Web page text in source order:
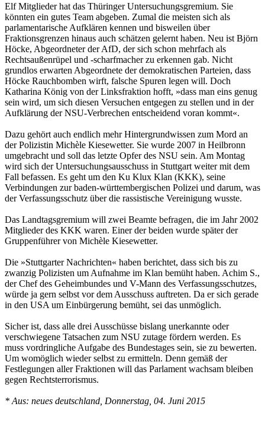
Elf Mitglieder hat das Thüringer Untersuchungsgremium. Sie
könnten ein gutes Team abgeben. Zumal die meisten sich als
parlamentarische Aufklären kennen und bisweilen über
Fraktionsgrenzen hinaus auch schätzen gelernt haben. Neu ist Björn
Höcke, Abgeordneter der AfD, der sich schon mehrfach als
Rechtsaußenrüpel und -scharfmacher zu erkennen gab. Nicht
grundlos erwarten Abgeordnete der demokratischen Parteien, dass
Höcke Rauchbomben wirft, falsche Spuren legen will. Doch
Katharina König von der Linksfraktion hofft, »dass man eins genug
sein wird, um sich diesen Versuchen entgegen zu stellen und in der
Aufklärung der NSU-Verbrechen entscheidend voran kommt«.
Dazu gehört auch endlich mehr Hintergrundwissen zum Mord an
der Polizistin Michèle Kiesewetter. Sie wurde 2007 in Heilbronn
umgebracht und soll das letzte Opfer des NSU sein. Am Montag
wird sich der Untersuchungsausschuss in Stuttgart weiter mit dem
Fall befassen. Es geht um den Ku Klux Klan (KKK), seine
Verbindungen zur baden-württembergischen Polizei und darum, was
der Verfassungsschutz über die rassistische Vereinigung wusste.
Das Landtagsgremium will zwei Beamte befragen, die im Jahr 2002
Mitglieder des KKK waren. Einer der beiden wurde später der
Gruppenführer von Michèle Kiesewetter.
Die »Stuttgarter Nachrichten« haben berichtet, dass sich bis zu
zwanzig Polizisten um Aufnahme im Klan bemüht haben. Achim S.,
der Chef des Geheimbundes und V-Mann des Verfassungsschutzes,
würde ja gern selbst vor dem Ausschuss auftreten. Da er sich gerade
in den USA um Einbürgerung bemüht, sei das unmöglich.
Sicher ist, dass alle drei Ausschüsse bislang unerkannte oder
verschwiegene Tatsachen zum NSU zutage fördern werden. Es
muss vordringliche Aufgabe des Bundestages sein, sie zu bewerten.
Um womöglich wieder selbst zu ermitteln. Denn gemäß der
Festlegungen aller Fraktionen will das Parlament wachsam bleiben
gegen Rechtsterrorismus.
* Aus: neues deutschland, Donnerstag, 04. Juni 2015